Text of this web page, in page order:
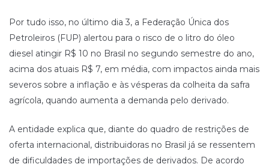
Por tudo isso, no último dia 3, a Federação Única dos
Petroleiros (FUP) alertou para o risco de o litro do óleo
diesel atingir R$ 10 no Brasil no segundo semestre do ano,
acima dos atuais R$ 7, em média, com impactos ainda mais
severos sobre a inflação e às vésperas da colheita da safra
agrícola, quando aumenta a demanda pelo derivado.
A entidade explica que, diante do quadro de restrições de
oferta internacional, distribuidoras no Brasil já se ressentem
de dificuldades de importações de derivados. De acordo